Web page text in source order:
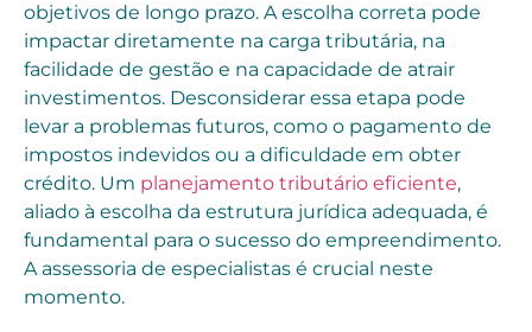
objetivos de longo prazo. A escolha correta pode
impactar diretamente na carga tributária, na
facilidade de gestão e na capacidade de atrair
investimentos. Desconsiderar essa etapa pode
levar a problemas futuros, como o pagamento de
impostos indevidos ou a dificuldade em obter
crédito. Um planejamento tributário eficiente,
aliado à escolha da estrutura jurídica adequada, é
fundamental para o sucesso do empreendimento.
A assessoria de especialistas é crucial neste
momento.